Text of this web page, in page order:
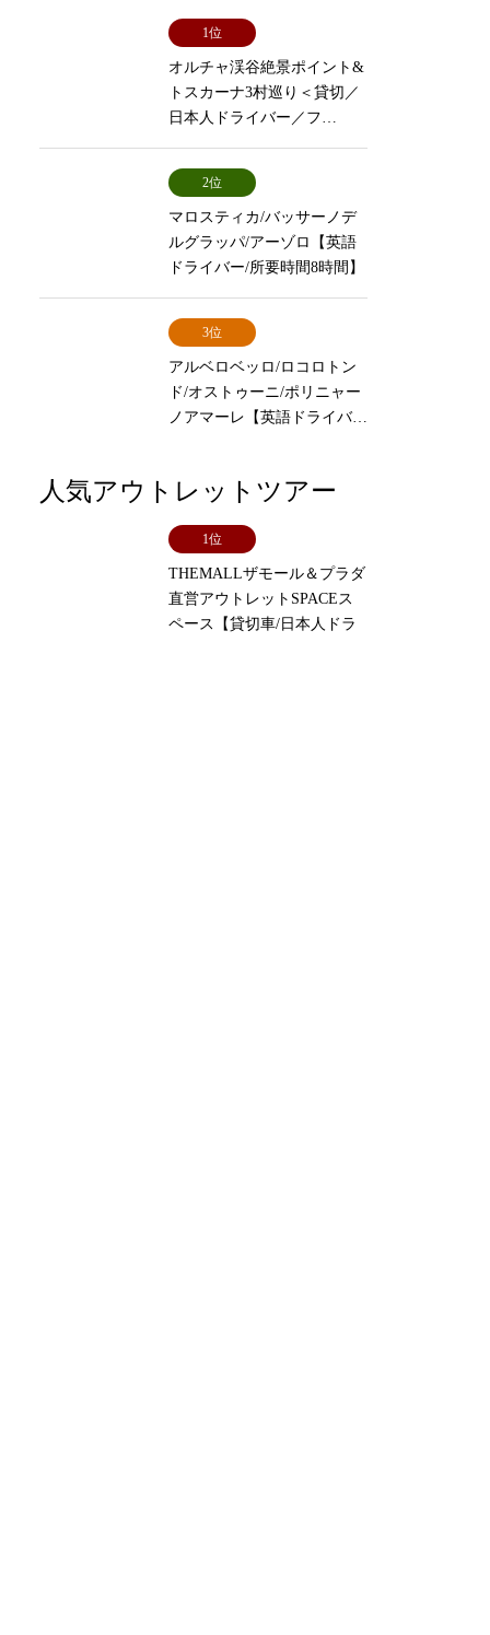
1位
オルチャ渓谷絶景ポイント&
トスカーナ3村巡り＜貸切／
日本人ドライバー／フ…
2位
マロスティカ/バッサーノデ
ルグラッパ/アーゾロ【英語
ドライバー/所要時間8時間】
3位
アルベロベッロ/ロコロトン
ド/オストゥーニ/ポリニャー
ノアマーレ【英語ドライバ…
人気アウトレットツアー
1位
THEMALLザモール＆プラダ
直営アウトレットSPACEス
ペース【貸切車/日本人ドラ